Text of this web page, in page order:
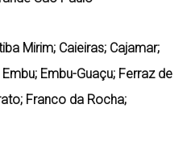
Mirim; Caieiras; Cajamar;
Embu-Guaçu; Ferraz de
Franco da Rocha;